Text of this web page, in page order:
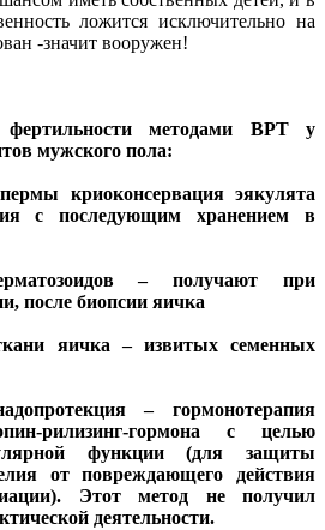
ложится исключительно на
-значит вооружен!
фертильности методами ВРТ у
мужского пола:
криоконсервация эякулята
с последующим хранением в
– получают при
после биопсии яичка
яичка – извитых семенных
– гормонотерапия
рилизинг-гормона с целью
функции (для защиты
от повреждающего действия
Этот метод не получил
деятельности.